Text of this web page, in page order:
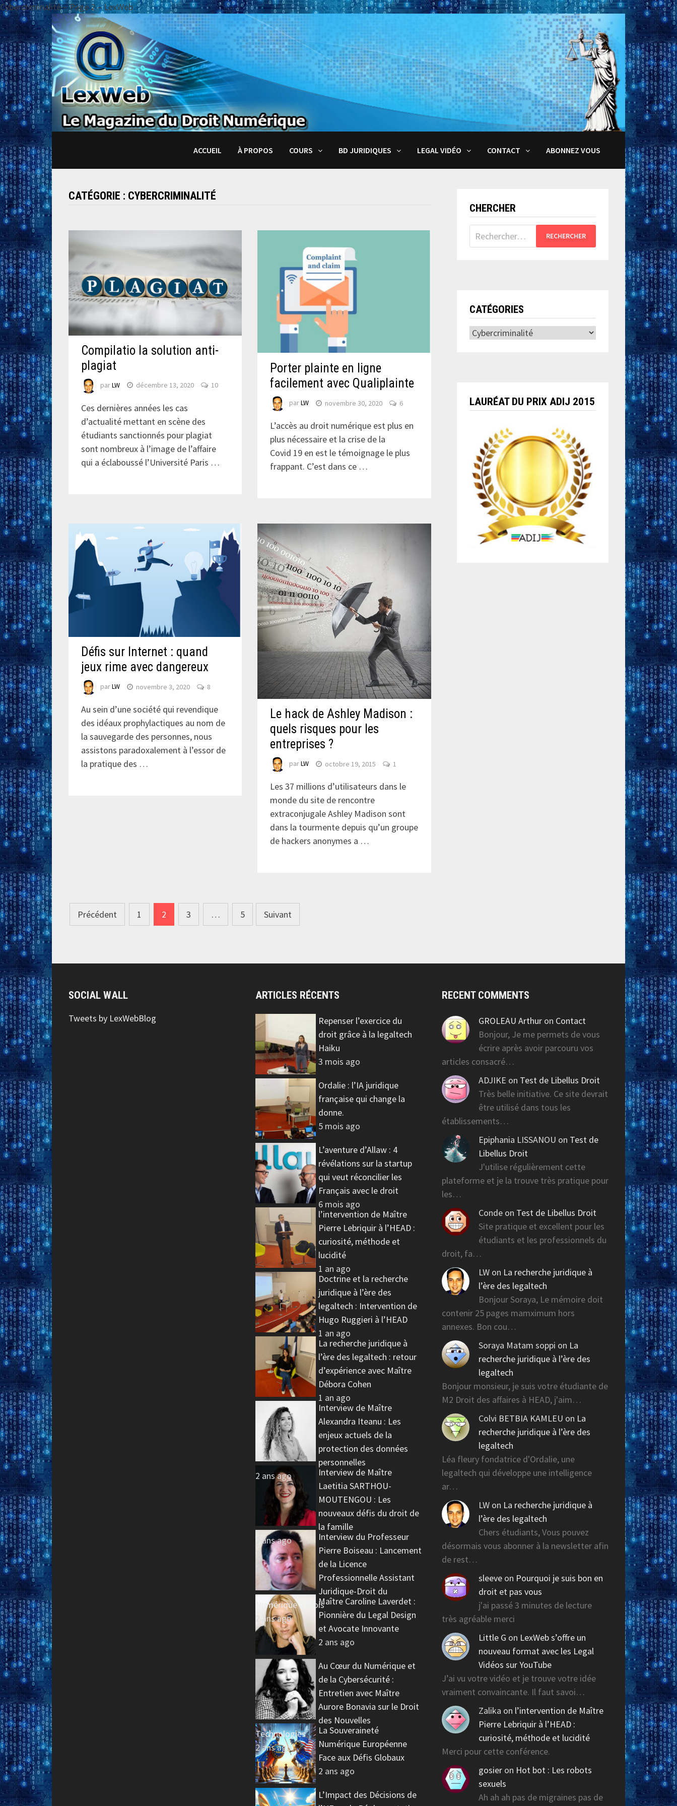
Cybercriminalité – Page 2 – LexWeb
Passer
au
contenu
ACCUEIL À PROPOS COURS BD JURIDIQUES LEGAL VIDÉO CONTACT ABONNEZ VOUS
CATÉGORIE : CYBERCRIMINALITÉ
Compilatio la solution anti-
plagiat
parLW décembre 13, 2020 10
Ces dernières années les cas
d’actualité mettant en scène des
étudiants sanctionnés pour plagiat
sont nombreux à l’image de l’affaire
qui a éclaboussé l’Université Paris …
Porter plainte en ligne
facilement avec Qualiplainte
parLW novembre 30, 2020 6
L’accès au droit numérique est plus en
plus nécessaire et la crise de la
Covid 19 en est le témoignage le plus
frappant. C’est dans ce …
Défis sur Internet : quand
jeux rime avec dangereux
parLW novembre 3, 2020 8
Au sein d’une société qui revendique
des idéaux prophylactiques au nom de
la sauvegarde des personnes, nous
assistons paradoxalement à l’essor de
la pratique des …
Le hack de Ashley Madison :
quels risques pour les
entreprises ?
parLW octobre 19, 2015 1
Les 37 millions d’utilisateurs dans le
monde du site de rencontre
extraconjugale Ashley Madison sont
dans la tourmente depuis qu’un groupe
de hackers anonymes a …
Navigation
des
Précédent 1 2 3 … 5 Suivant
CHERCHER
Rechercher :
CATÉGORIES
Catégories
LAURÉAT DU PRIX ADIJ 2015
SOCIAL WALL
Tweets by LexWebBlog
ARTICLES RÉCENTS
Repenser l’exercice du
droit grâce à la legaltech
Haiku
3 mois ago
Ordalie : l’IA juridique
française qui change la
donne.
5 mois ago
L’aventure d’Allaw : 4
révélations sur la startup
qui veut réconcilier les
Français avec le droit
6 mois ago
l’intervention de Maître
Pierre Lebriquir à l’HEAD :
curiosité, méthode et
lucidité
1 an ago
Doctrine et la recherche
juridique à l’ère des
legaltech : Intervention de
Hugo Ruggieri à l’HEAD
1 an ago
La recherche juridique à
l’ère des legaltech : retour
d’expérience avec Maître
Débora Cohen
1 an ago
Interview de Maître
Alexandra Iteanu : Les
enjeux actuels de la
protection des données
personnelles
2 ans ago
Interview de Maître
Laetitia SARTHOU-
MOUTENGOU : Les
nouveaux défis du droit de
la famille
2 ans ago
Interview du Professeur
Pierre Boiseau : Lancement
de la Licence
Professionnelle Assistant
Juridique-Droit du
Numérique à Blois
2 ans ago
Maître Caroline Laverdet :
Pionnière du Legal Design
et Avocate Innovante
2 ans ago
Au Cœur du Numérique et
de la Cybersécurité :
Entretien avec Maître
Aurore Bonavia sur le Droit
des Nouvelles
Technologies
2 ans ago
La Souveraineté
Numérique Européenne
Face aux Défis Globaux
2 ans ago
L’Impact des Décisions de
RECENT COMMENTS
GROLEAU Arthur on Contact
Bonjour, Je me permets de vous
écrire après avoir parcouru vos
articles consacré…
ADJIKE on Test de Libellus Droit
Très belle initiative. Ce site devrait
être utilisé dans tous les
établissements…
Epiphania LISSANOU on Test de
Libellus Droit
J'utilise régulièrement cette
plateforme et je la trouve très pratique pour
les…
Conde on Test de Libellus Droit
Site pratique et excellent pour les
étudiants et les professionnels du
droit, fa…
LW on La recherche juridique à
l’ère des legaltech
Bonjour Soraya, Le mémoire doit
contenir 25 pages mamximum hors
annexes. Bon cou…
Soraya Matam soppi on La
recherche juridique à l’ère des
legaltech
Bonjour monsieur, je suis votre étudiante de
M2 Droit des affaires à HEAD, j'aim…
Colvi BETBIA KAMLEU on La
recherche juridique à l’ère des
legaltech
Léa fleury fondatrice d'Ordalie, une
legaltech qui développe une intelligence
ar…
LW on La recherche juridique à
l’ère des legaltech
Chers étudiants, Vous pouvez
désormais vous abonner à la newsletter afin
de rest…
sleeve on Pourquoi je suis bon en
droit et pas vous
j'ai passé 3 minutes de lecture
très agréable merci
Little G on LexWeb s’offre un
nouveau format avec les Legal
Vidéos sur YouTube
J’ai vu votre vidéo et je trouve votre idée
vraiment convaincante. Il faut savoi…
Zalika on l’intervention de Maître
Pierre Lebriquir à l’HEAD :
curiosité, méthode et lucidité
Merci pour cette conférence.
gosier on Hot bot : Les robots
sexuels
Ah ah ah pas de migraines pas de